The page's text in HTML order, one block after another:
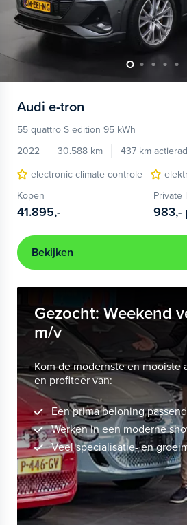
Audi e-tron
55 quattro S edition 95 kWh
2022
30.588 km 437 km
electronic climate controle
Kopen
41.895,-
Private
983,-
Bekijken
Gezocht: Weekend
m/v
Kom de modernste en mooiste
en profiteer van:
Een prima beloning
Werken in een moderne
Veel specialisatie- en